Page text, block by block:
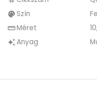
klasszikus és a modern
A QUADROTTO
mégis kőhatású
ahhoz, hogy akár 5-6
palette Szín
straightenMéret
auto_awesomeAnyag